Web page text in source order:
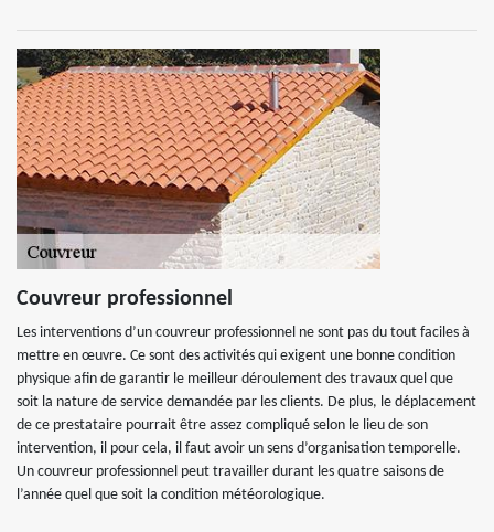
Couvreur professionnel
Les interventions d’un couvreur professionnel ne sont pas du tout faciles à
mettre en œuvre. Ce sont des activités qui exigent une bonne condition
physique afin de garantir le meilleur déroulement des travaux quel que
soit la nature de service demandée par les clients. De plus, le déplacement
de ce prestataire pourrait être assez compliqué selon le lieu de son
intervention, il pour cela, il faut avoir un sens d’organisation temporelle.
Un couvreur professionnel peut travailler durant les quatre saisons de
l’année quel que soit la condition météorologique.